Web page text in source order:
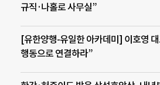
규직·나홀로 사무실”
[유한양행-유일한 아카데미] 이호영
행동으로 연결하라”